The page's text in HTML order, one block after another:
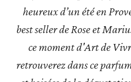
heureux d’un été en
best seller de Rose et
ce moment d'Art de
retrouverez dans ce